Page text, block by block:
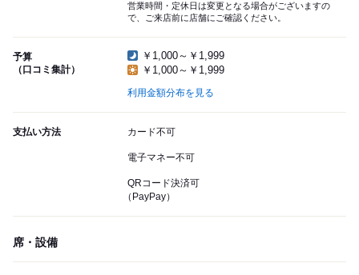
営業時間・定休日は変更となる場合がございますの
で、ご来店前に店舗にご確認ください。
予算
（口コミ集計）
￥1,000～￥1,999
￥1,000～￥1,999
利用金額分布を見る
支払い方法 カード不可
電子マネー不可
QRコード決済可
（PayPay）
席・設備